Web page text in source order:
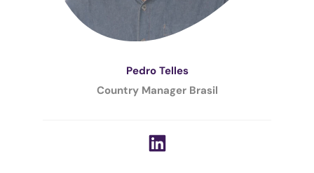
Pedro Telles
Country Manager Brasil